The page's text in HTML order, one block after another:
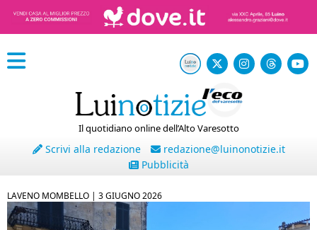
Il quotidiano online dell’Alto Varesotto
Scrivi alla redazione
redazione@luinonotizie.it
Pubblicità
LAVENO MOMBELLO | 3 GIUGNO 2026